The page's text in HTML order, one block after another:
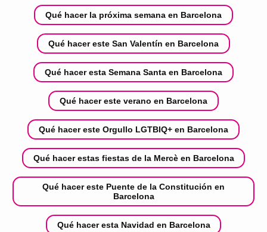
Qué hacer la próxima semana en Barcelona
Qué hacer este San Valentín en Barcelona
Qué hacer esta Semana Santa en Barcelona
Qué hacer este verano en Barcelona
Qué hacer este Orgullo LGTBIQ+ en Barcelona
Qué hacer estas fiestas de la Mercè en Barcelona
Qué hacer este Puente de la Constitución en
Barcelona
Qué hacer esta Navidad en Barcelona